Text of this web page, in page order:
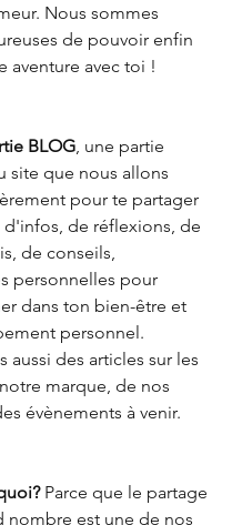
Nous sommes
de pouvoir enfin
aventure avec toi !
BLOG, une partie
site que nous allons
pour te partager
d'infos, de réflexions, de
de conseils,
personnelles pour
dans ton bien-être et
personnel.
aussi des articles sur les
marque, de nos
évènements à venir.
Parce que le partage
nombre est une de nos